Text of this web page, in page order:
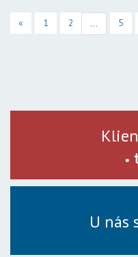
« 1 2 ... 5
U nás